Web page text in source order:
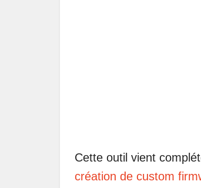
Cette outil vient
création de custom